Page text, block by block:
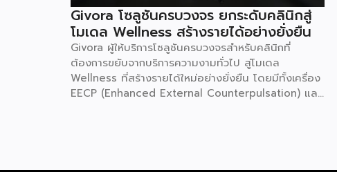
Givora โซลูชันครบวงจร ยกระดับคลินิกสู่
โมเดล Wellness สร้างรายได้อย่างยั่งยืน
Givora ผู้ให้บริการโซลูชันครบวงจรสำหรับคลินิกที่
ต้องการขยับจากบริการความงามทั่วไป สู่โมเดล
Wellness ที่สร้างรายได้ใหม่อย่างยั่งยืน โดยมีทั้งเครื่อง
EECP (Enhanced External Counterpulsation) และ